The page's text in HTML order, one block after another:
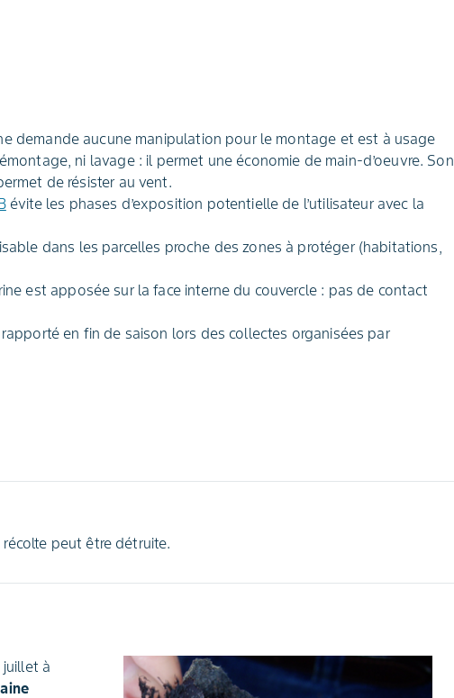
demande aucune manipulation pour le montage et est à usage
ni lavage : il permet une économie de main-d’oeuvre. Son
de résister au vent.
évite les phases d’exposition potentielle de l’utilisateur avec la
dans les parcelles proche des zones à protéger (habitations,
est apposée sur la face interne du couvercle : pas de contact
en fin de saison lors des collectes organisées par
peut être détruite.
à